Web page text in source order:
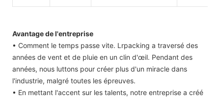
Avantage de l'entreprise
• Comment le temps passe vite. Lrpacking a traversé des
années de vent et de pluie en un clin d'œil. Pendant des
années, nous luttons pour créer plus d'un miracle dans
l'industrie, malgré toutes les épreuves.
• En mettant l'accent sur les talents, notre entreprise a créé